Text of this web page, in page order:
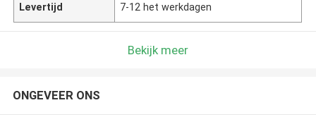
Levertijd 7-12 het werkdagen
Bekijk meer
ONGEVEER ONS